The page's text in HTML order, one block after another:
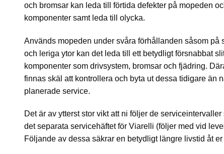
och bromsar kan leda till förtida defekter på mopeden
komponenter samt leda till olycka.
Används mopeden under svåra förhållanden såsom på
och leriga ytor kan det leda till ett betydligt försnabbat
komponenter som drivsystem, bromsar och fjädring.
finnas skäl att kontrollera och byta ut dessa tidigare än
planerade service.
Det är av ytterst stor vikt att ni följer de serviceintervaller
det separata servicehäftet för Viarelli (följer med vid
Följande av dessa säkrar en betydligt längre livstid åt er